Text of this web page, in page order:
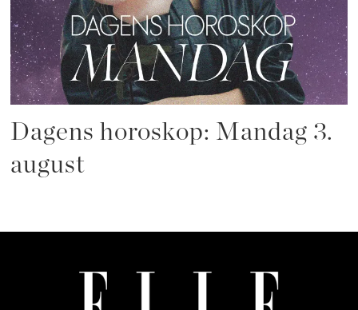
Dagens horoskop: Mandag 3.
august